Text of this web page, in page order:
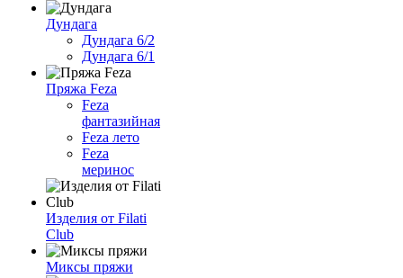
Дундага
Дундага 6/2
Дундага 6/1
Пряжа Feza
Feza
фантазийная
Feza лето
Feza
меринос
Изделия от Filati
Club
Миксы пряжи